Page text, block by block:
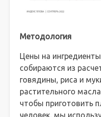
Методология
Цены на
собираются из
говядины, риса и
растительного
чтобы приготовить
человек, мы